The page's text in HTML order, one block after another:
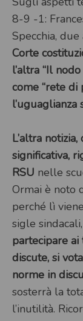
8-9 -1:
Specchia,
Corte
l’altra “Il
come “rete di
L’altra
significativa,
RSU nelle
Ormai è noto
perché lì
sigle
partecipare
discute, si
norme in
sosterrà la
l’inutilità.